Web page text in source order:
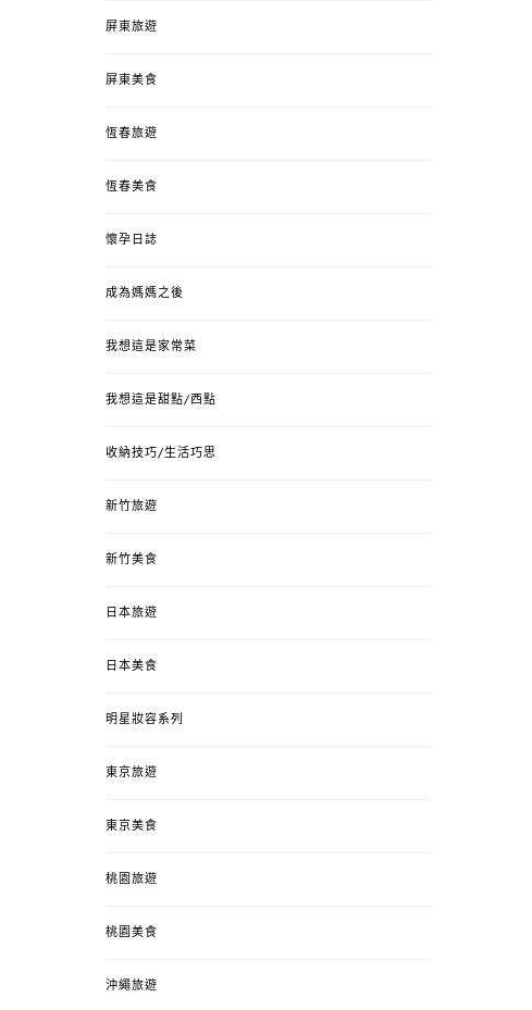
屏東旅遊
屏東美食
恆春旅遊
恆春美食
懷孕日誌
成為媽媽之後
我想這是家常菜
我想這是甜點/西點
收納技巧/生活巧思
新竹旅遊
新竹美食
日本旅遊
日本美食
明星妝容系列
東京旅遊
東京美食
桃園旅遊
桃園美食
沖繩旅遊